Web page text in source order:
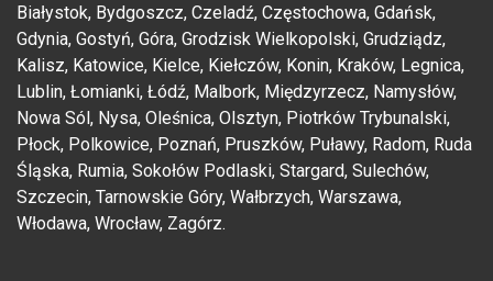
Białystok, Bydgoszcz, Czeladź, Częstochowa, Gdańsk,
Gdynia, Gostyń, Góra, Grodzisk Wielkopolski, Grudziądz,
Kalisz, Katowice, Kielce, Kiełczów, Konin, Kraków, Legnica,
Lublin, Łomianki, Łódź, Malbork, Międzyrzecz, Namysłów,
Nowa Sól, Nysa, Oleśnica, Olsztyn, Piotrków Trybunalski,
Płock, Polkowice, Poznań, Pruszków, Puławy, Radom, Ruda
Śląska, Rumia, Sokołów Podlaski, Stargard, Sulechów,
Szczecin, Tarnowskie Góry, Wałbrzych, Warszawa,
Włodawa, Wrocław, Zagórz.